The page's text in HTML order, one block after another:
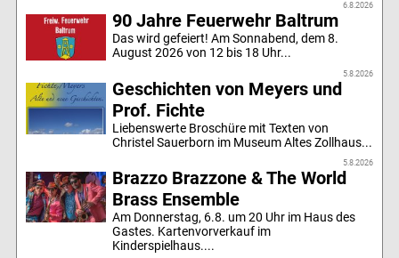
6.8.2026
90 Jahre Feuerwehr Baltrum
Das wird gefeiert! Am Sonnabend, dem 8.
August 2026 von 12 bis 18 Uhr...
5.8.2026
Geschichten von Meyers und
Prof. Fichte
Liebenswerte Broschüre mit Texten von
Christel Sauerborn im Museum Altes Zollhaus...
5.8.2026
Brazzo Brazzone & The World
Brass Ensemble
Am Donnerstag, 6.8. um 20 Uhr im Haus des
Gastes. Kartenvorverkauf im
Kinderspielhaus....